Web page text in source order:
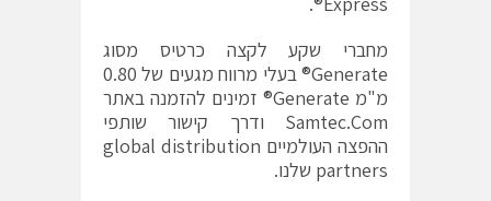
מחברי שקע לקצה כרטיס מסוג
Generate® בעלי מרווח מגעים של 0.80
מ"מ Generate® זמינים להזמנה באתר
Samtec.Com ודרך קישור שותפי
ההפצה העולמיים global distribution
partners שלנו.